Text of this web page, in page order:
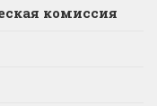
комиссия